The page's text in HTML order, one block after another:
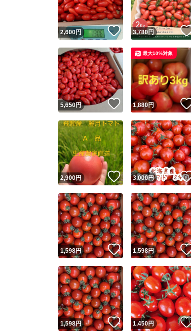
2,600円 いいね！
3,780円
5,650円 いいね！
1,880円
最大10%対象
2,900円 いいね！
3,000円
1,598円 いいね！
1,598円
1,598円 いいね！
1,450円